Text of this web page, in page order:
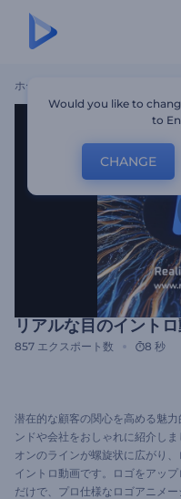
ホーム
リアルな目のイント
857 エクスポート数 8 秒
潜在的な顧客の関心を高める魅
ンドや会社をおしゃれに紹介し
オンのラインが螺旋状に広がり
イントロ動画です。ロゴをアッ
だけで、プロ仕様なロゴアニメ
Would you like to
to
CHANGE